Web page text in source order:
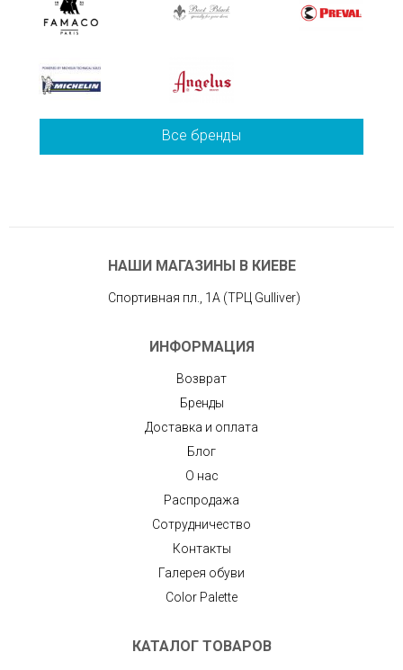
Все бренды
НАШИ МАГАЗИНЫ В КИЕВЕ
Спортивная пл., 1А (ТРЦ Gulliver)
ИНФОРМАЦИЯ
Возврат
Бренды
Доставка и оплата
Блог
О нас
Распродажа
Сотрудничество
Контакты
Галерея обуви
Color Palette
КАТАЛОГ ТОВАРОВ